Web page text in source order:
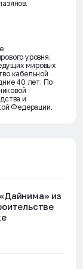
уровня.
мировых
кабельной
40 лет. По
и
Федерации.
из